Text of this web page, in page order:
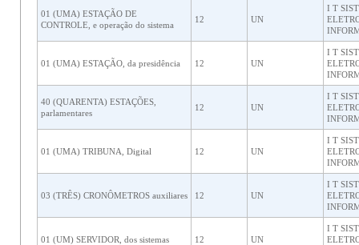
01 (UMA) ESTAÇÃO DE
CONTROLE, e operação do sistema
12 UN
I T
01 (UMA) ESTAÇÃO, da presidência 12 UN
I T
40 (QUARENTA) ESTAÇÕES,
parlamentares
12 UN
I T
01 (UMA) TRIBUNA, Digital 12 UN
I T
03 (TRÊS) CRONÔMETROS auxiliares 12 UN
I T
01 (UM) SERVIDOR, dos sistemas 12 UN
I T